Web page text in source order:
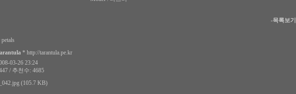
-목록보기
* http://tarantula.pe.kr
03-26 23:24
/ 추천수: 4685
(105.7 KB)